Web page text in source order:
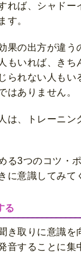
れば、シャドー
す。
果の出方が違う
もいれば、きち
られない人もい
はありません。
は、トレーニン
る3つのコツ・
に意識してみて
る
き取りに意識を
音することに集